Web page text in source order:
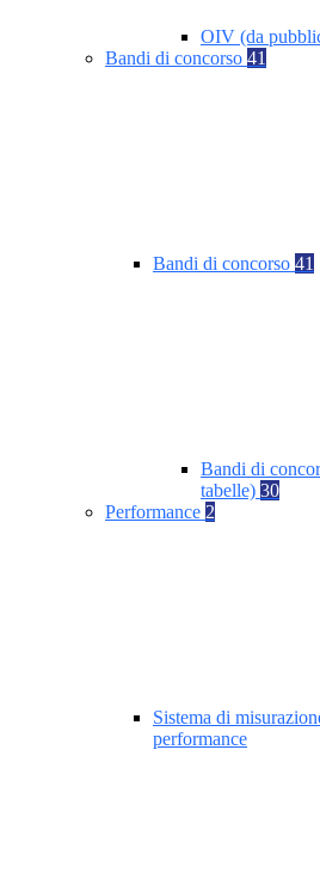
OIV (da
Bandi di concorso 41
Bandi di concorso 41
Bandi di
tabelle) 30
Performance 2
Sistema di
performance